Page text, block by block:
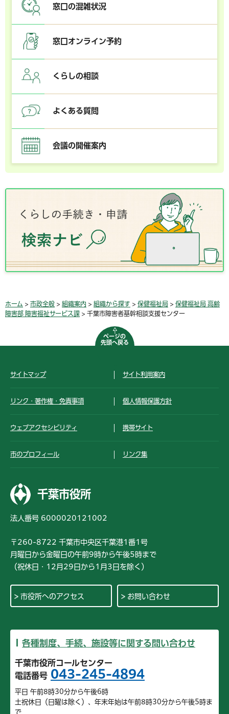
窓口の混雑状況
窓口オンライン予約
くらしの相談
よくある質問
会議の開催案内
ホーム > 市政全般 > 組織案内 > 組織から探す > 保健福祉局 > 保健福祉局 高齢
障害部 障害福祉サービス課 > 千葉市障害者基幹相談支援センター
ページの
先頭へ戻る
サイトマップ サイト利用案内
リンク・著作権・免責事項 個人情報保護方針
ウェブアクセシビリティ 携帯サイト
市のプロフィール リンク集
千葉市役所
法人番号 6000020121002
〒260-8722 千葉市中央区千葉港1番1号
月曜日から金曜日の午前9時から午後5時まで
（祝休日・12月29日から1月3日を除く）
市役所へのアクセス お問い合わせ
各種制度、手続、施設等に関する問い合わせ
千葉市役所コールセンター
電話番号 043-245-4894
平日 午前8時30分から午後6時
土祝休日（日曜は除く）、年末年始は午前8時30分から午後5時ま
で